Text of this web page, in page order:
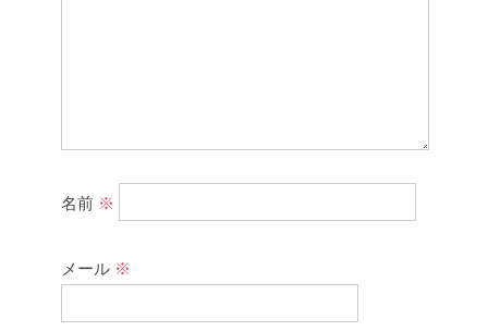
名前 ※
メール ※